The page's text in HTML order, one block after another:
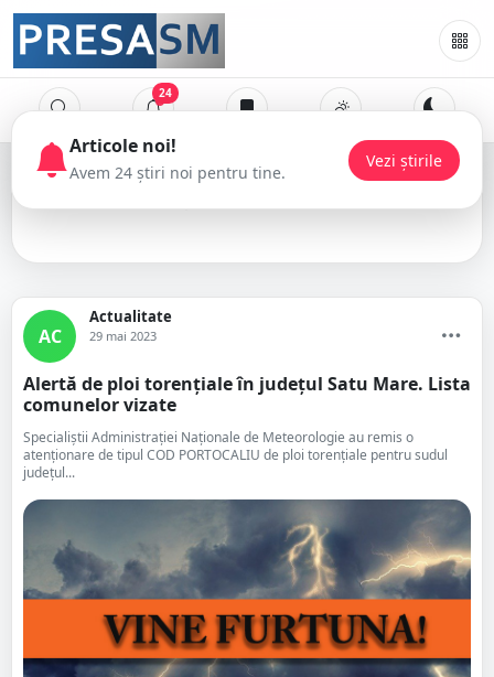
24
averse
AC
Actualitate
29 mai 2023
Alertă de ploi torențiale în județul Satu Mare. Lista
comunelor vizate
Specialiștii Administrației Naționale de Meteorologie au remis o
atenționare de tipul COD PORTOCALIU de ploi torențiale pentru sudul
județul...
Articole noi!
Avem 24 știri noi pentru tine.
Vezi știrile